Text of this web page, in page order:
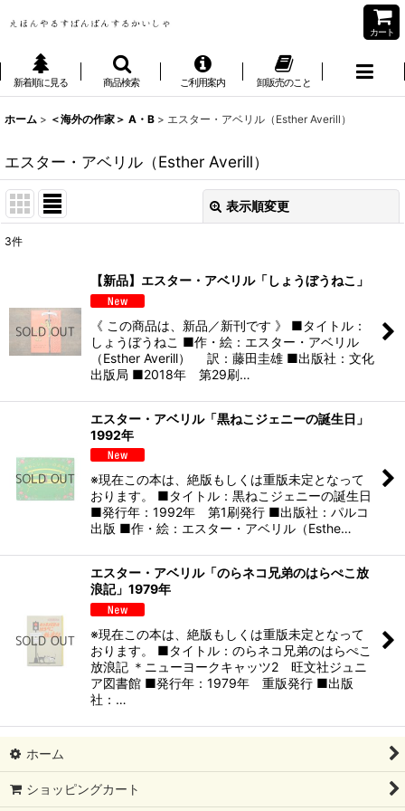
カート
新着順に見る 商品検索 ご利用案内 卸販売のこと
ホーム > ＜海外の作家＞ A・B > エスター・アベリル（Esther Averill）
エスター・アベリル（Esther Averill）
表示順変更
並び順:
絞り込む
3件
【新品】エスター・アベリル「しょうぼうねこ」
《 この商品は、新品／新刊です 》 ■タイトル：
しょうぼうねこ ■作・絵：エスター・アベリル
（Esther Averill） 訳：藤田圭雄 ■出版社：文化
出版局 ■2018年 第29刷…
エスター・アベリル「黒ねこジェニーの誕生日」
1992年
※現在この本は、絶版もしくは重版未定となって
おります。 ■タイトル：黒ねこジェニーの誕生日
■発行年：1992年 第1刷発行 ■出版社：パルコ
出版 ■作・絵：エスター・アベリル（Esthe…
エスター・アベリル「のらネコ兄弟のはらぺこ放
浪記」1979年
※現在この本は、絶版もしくは重版未定となって
おります。 ■タイトル：のらネコ兄弟のはらぺこ
放浪記 ＊ニューヨークキャッツ2 旺文社ジュニ
ア図書館 ■発行年：1979年 重版発行 ■出版
社：…
ホーム
ショッピングカート